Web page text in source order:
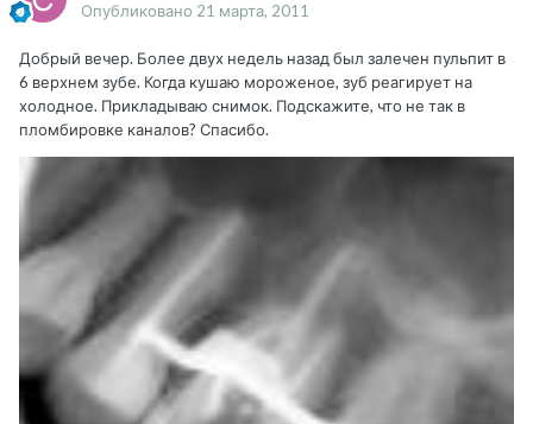
Опубликовано 21 марта, 2011
Добрый вечер. Более двух недель назад был залечен пульпит в
6 верхнем зубе. Когда кушаю мороженое, зуб реагирует на
холодное. Прикладываю снимок. Подскажите, что не так в
пломбировке каналов? Спасибо.